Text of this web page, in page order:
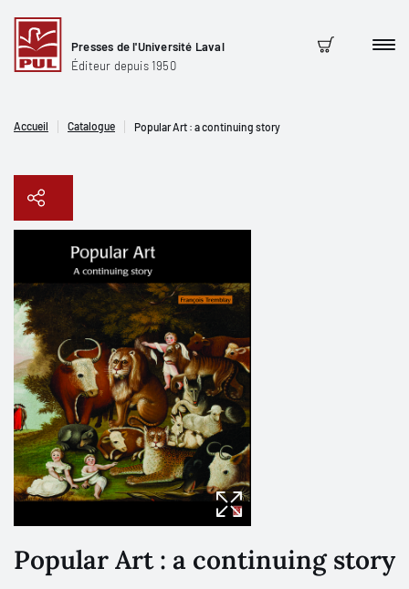
Presses de l'Université Laval
Éditeur depuis 1950
Panier
Accueil Catalogue Popular Art : a continuing story
Popular Art : a continuing story